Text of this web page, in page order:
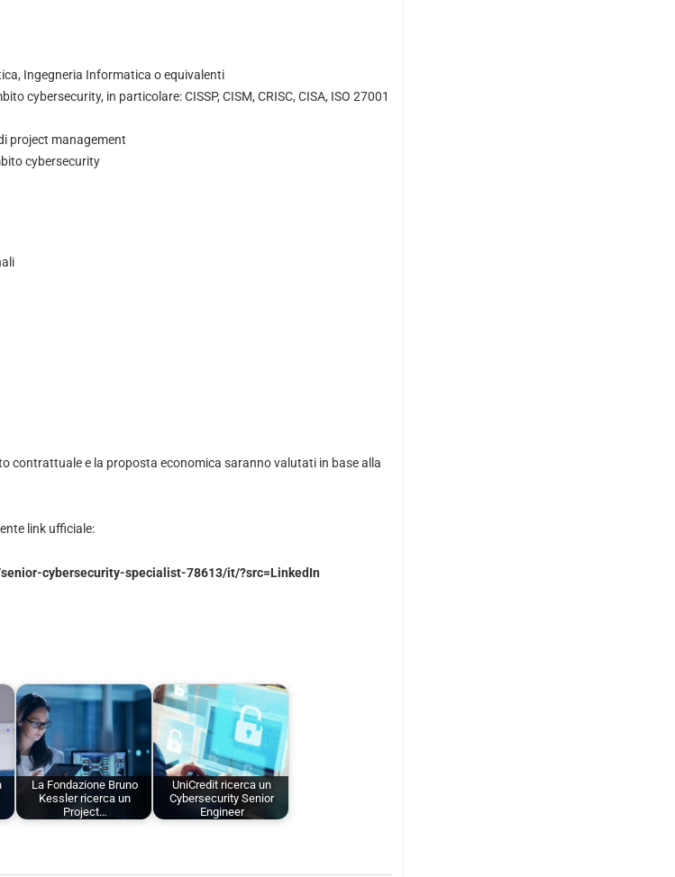
Ingegneria Informatica o equivalenti
cybersecurity, in particolare: CISSP, CISM, CRISC, CISA, ISO 27001
project management
cybersecurity
contrattuale e la proposta economica saranno valutati in base alla
link ufficiale:
cybersecurity-specialist-78613/it/?src=LinkedIn
La Fondazione Bruno
Kessler ricerca un
Project…
UniCredit ricerca un
Cybersecurity Senior
Engineer